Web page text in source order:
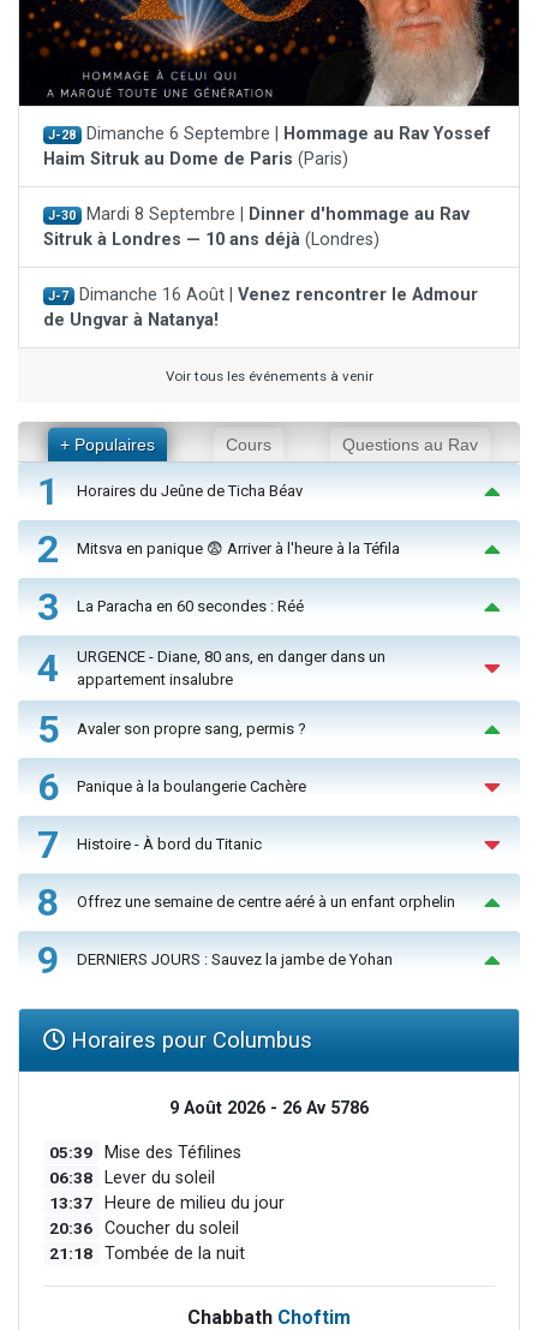
J-28 Dimanche 6 Septembre |
Hommage au Rav Yossef
Haim Sitruk au Dome de Paris (Paris)
J-30 Mardi 8 Septembre |
Dinner d'hommage au Rav
Sitruk à Londres — 10 ans déjà (Londres)
J-7 Dimanche 16 Août | Venez rencontrer le Admour
de Ungvar à Natanya!
Voir tous les événements à venir
+ Populaires Cours Questions au Rav
1 Horaires du Jeûne de Ticha Béav
2 Mitsva en panique 😨 Arriver à l'heure à la Téfila
3 La Paracha en 60 secondes : Réé
4
URGENCE - Diane, 80 ans, en danger dans un
appartement insalubre
5 Avaler son propre sang, permis ?
6 Panique à la boulangerie Cachère
7 Histoire - À bord du Titanic
8 Offrez une semaine de centre aéré à un enfant orphelin
9 DERNIERS JOURS : Sauvez la jambe de Yohan
Horaires pour Columbus
9 Août 2026 - 26 Av 5786
05:39 Mise des Téfilines
06:38 Lever du soleil
13:37 Heure de milieu du jour
20:36 Coucher du soleil
21:18 Tombée de la nuit
Chabbath Choftim